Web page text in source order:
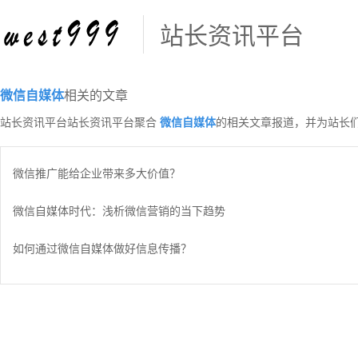
站长资讯平台
微信自媒体相关的文章
站长资讯平台站长资讯平台聚合 微信自媒体的相关文章报道，并为站长
微信推广能给企业带来多大价值？
微信自媒体时代：浅析微信营销的当下趋势
如何通过微信自媒体做好信息传播？